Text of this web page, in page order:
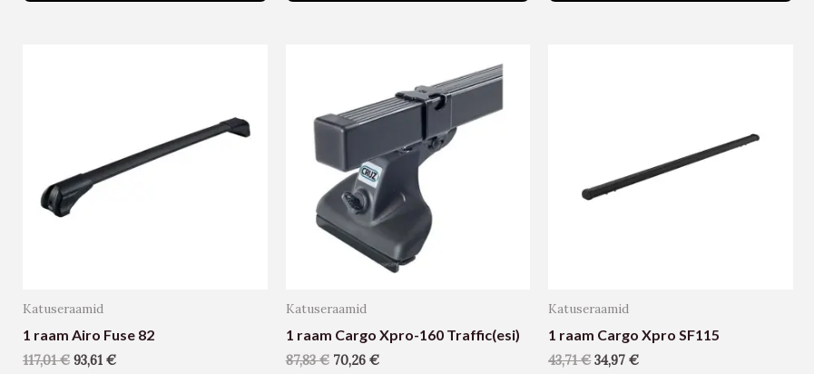
Katuseraamid
1 raam Airo Fuse 82
117,01€ 93,61 €
Katuseraamid
1 raam Cargo Xpro-160 Traffic(esi)
87,83€ 70,26 €
Katuseraamid
1 raam Cargo Xpro SF115
43,71€ 34,97€